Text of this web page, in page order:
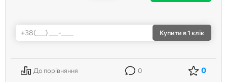
Купити в 1 клік
До порівняння 0 0